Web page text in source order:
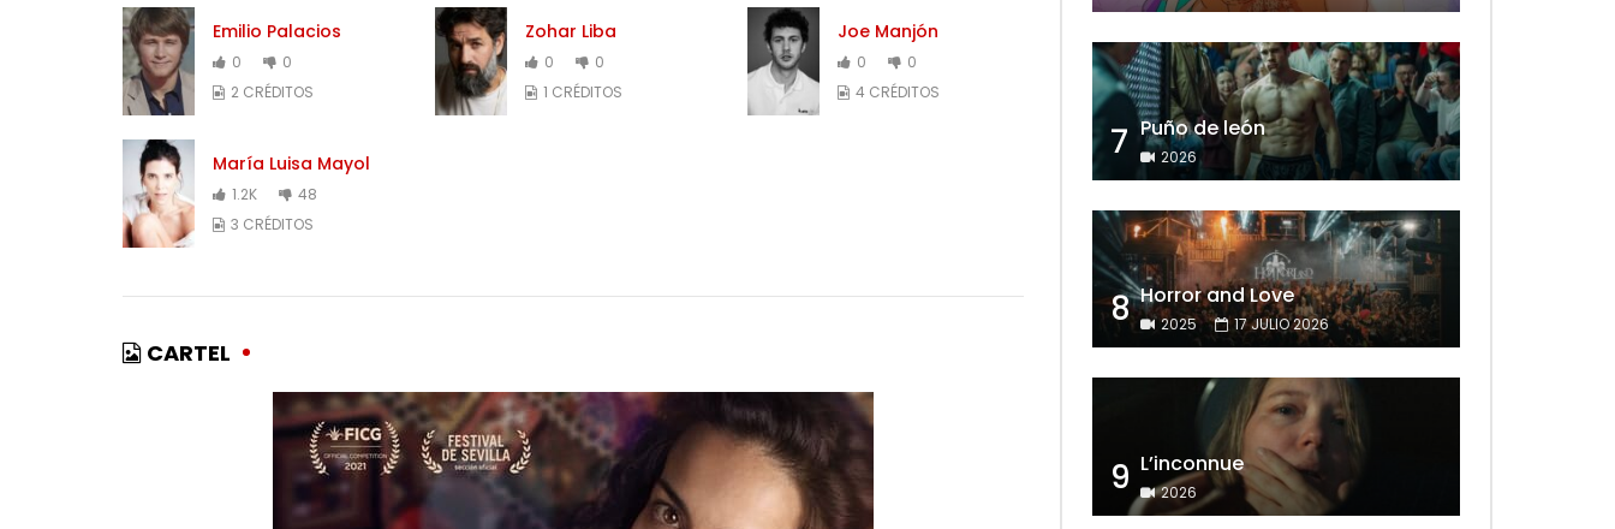
Emilio Palacios
0
0
2 CRÉDITOS
Zohar Liba
0
0
1 CRÉDITOS
Joe Manjón
0
0
4 CRÉDITOS
María Luisa Mayol
1.2K
48
3 CRÉDITOS
CARTEL
7 Puño de león
2026
8 Horror and Love
2025 17 JULIO 2026
9 L’inconnue
2026